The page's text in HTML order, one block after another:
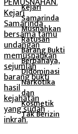
Kejari
Samarinda
Musnahkan
Ratusan
Barang Bukti
Berbahaya,
Didominasi
Narkotika
dan
Kosmetik
Tak Berizin